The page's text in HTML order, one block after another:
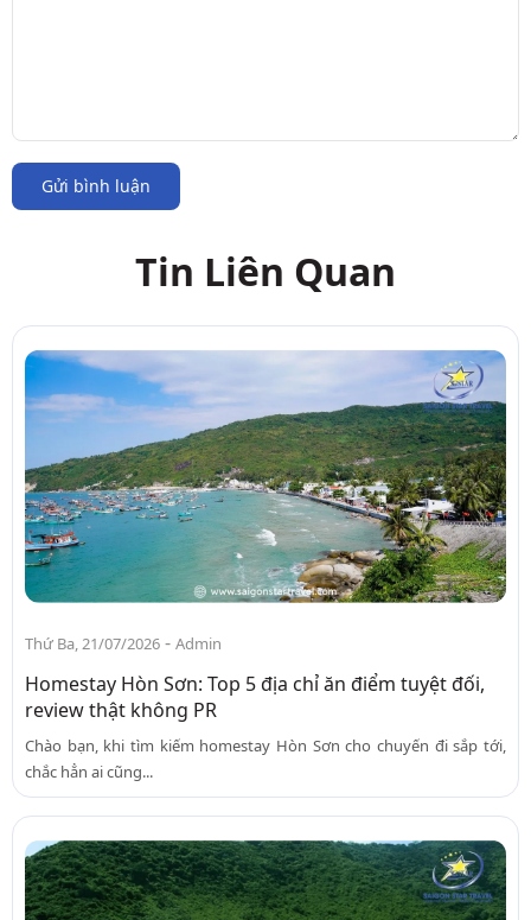
Gửi bình luận
Tin Liên Quan
Thứ Ba, 21/07/2026 - Admin
Homestay Hòn Sơn: Top 5 địa chỉ ăn điểm tuyệt đối,
review thật không PR
Chào bạn, khi tìm kiếm homestay Hòn Sơn cho chuyến đi sắp tới,
chắc hẳn ai cũng...